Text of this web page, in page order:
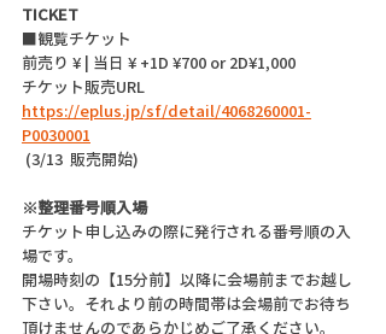
TICKET
■観覧チケット
前売り ¥ | 当日 ¥ +1D ¥700 or 2D¥1,000
チケット販売URL
https://eplus.jp/sf/detail/4068260001-
P0030001
(3/13  販売開始)
※整理番号順入場
チケット申し込みの際に発行される番号順の入
場です。
開場時刻の【15分前】以降に会場前までお越し
下さい。それより前の時間帯は会場前でお待ち
頂けませんのであらかじめご了承ください。